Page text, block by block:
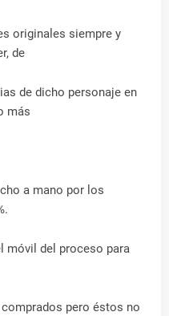
originales siempre y
de
de dicho personaje en
más
a mano por los
móvil del proceso para
pero éstos no